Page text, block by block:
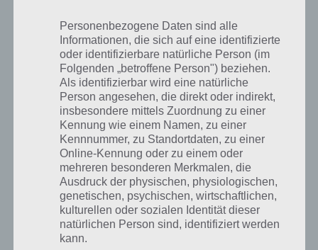
Schwarzes Posthorn auf gelben
Hintergrund
Marke
Deutsche
Post
Gelber Hintergrund, drei rote Streifen
und halbes rotes D
Marke
Blau-weiß – Unten weißer Strich Marke
blaues H – blauer Hintergrund, weißer
Marke
Halbes K, halbes F Marke
KFC
halbes N I S Halbes S
Marke
Nissan
Schwarzer Schriftzug mit 2 R
Personenbezogene Daten sind alle
Informationen, die sich auf eine identifizierte
oder identifizierbare natürliche Person (im
Folgenden „betroffene Person") beziehen.
Als identifizierbar wird eine natürliche
Person angesehen, die direkt oder indirekt,
insbesondere mittels Zuordnung zu einer
Kennung wie einem Namen, zu einer
Kennnummer, zu Standortdaten, zu einer
Online-Kennung oder zu einem oder
mehreren besonderen Merkmalen, die
Ausdruck der physischen, physiologischen,
genetischen, psychischen, wirtschaftlichen,
kulturellen oder sozialen Identität dieser
natürlichen Person sind, identifiziert werden
kann.